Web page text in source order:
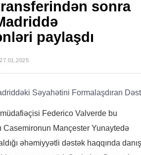
sonra
paylaşdı
Federico Valverde bu
Casemironun Mançester Yunaytedə
əhəmiyyətli dəstək haqqında